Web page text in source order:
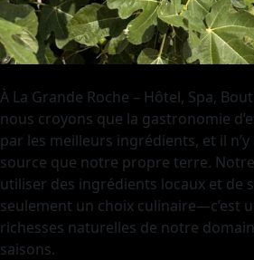
À La Grande Roche – Hôtel, Spa,
nous croyons que la gastronomie
par les meilleurs ingrédients, et il
source que notre propre terre.
utiliser des ingrédients locaux et de
seulement un choix culinaire—c’est
richesses naturelles de notre
saisons.